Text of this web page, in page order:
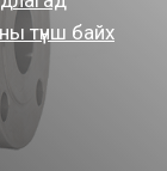
түнш байх